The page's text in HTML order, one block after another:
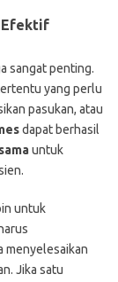
Efektif
sangat penting.
yang perlu
pasukan, atau
dapat berhasil
untuk
untuk
menyelesaikan
Jika satu